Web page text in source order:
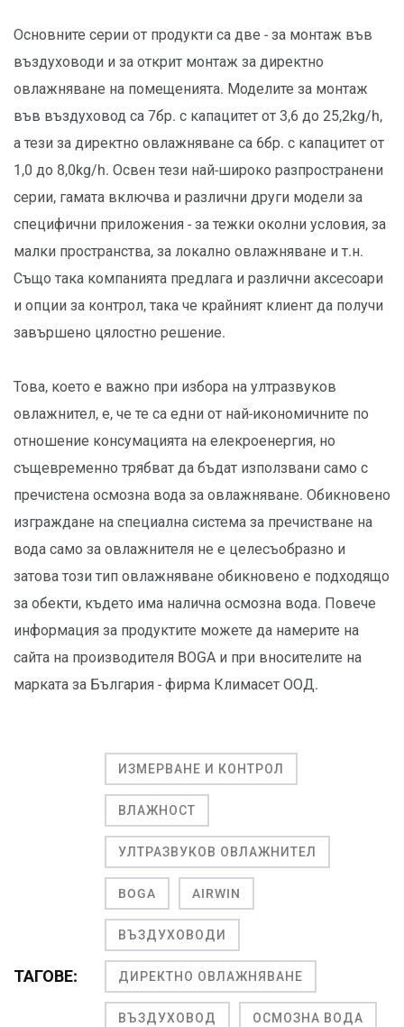
Основните серии от продукти са две - за монтаж във
въздуховоди и за открит монтаж за директно
овлажняване на помещенията. Моделите за монтаж
във въздуховод са 7бр. с капацитет от 3,6 до 25,2kg/h,
а тези за директно овлажняване са 6бр. с капацитет от
1,0 до 8,0kg/h. Освен тези най-широко разпространени
серии, гамата включва и различни други модели за
специфични приложения - за тежки околни условия, за
малки пространства, за локално овлажняване и т.н.
Също така компанията предлага и различни аксесоари
и опции за контрол, така че крайният клиент да получи
завършено цялостно решение.
Това, което е важно при избора на ултразвуков
овлажнител, е, че те са едни от най-икономичните по
отношение консумацията на елекроенергия, но
същевременно трябват да бъдат използвани само с
пречистена осмозна вода за овлажняване. Обикновено
изграждане на специална система за пречистване на
вода само за овлажнителя не е целесъобразно и
затова този тип овлажняване обикновено е подходящо
за обекти, където има налична осмозна вода. Повече
информация за продуктите можете да намерите на
сайта на производителя BOGA и при вносителите на
марката за България - фирма Климасет ООД.
ТАГОВЕ:
ИЗМЕРВАНЕ И КОНТРОЛ
ВЛАЖНОСТ
УЛТРАЗВУКОВ ОВЛАЖНИТЕЛ
BOGA AIRWIN
ВЪЗДУХОВОДИ
ДИРЕКТНО ОВЛАЖНЯВАНЕ
ВЪЗДУХОВОД ОСМОЗНА ВОДА